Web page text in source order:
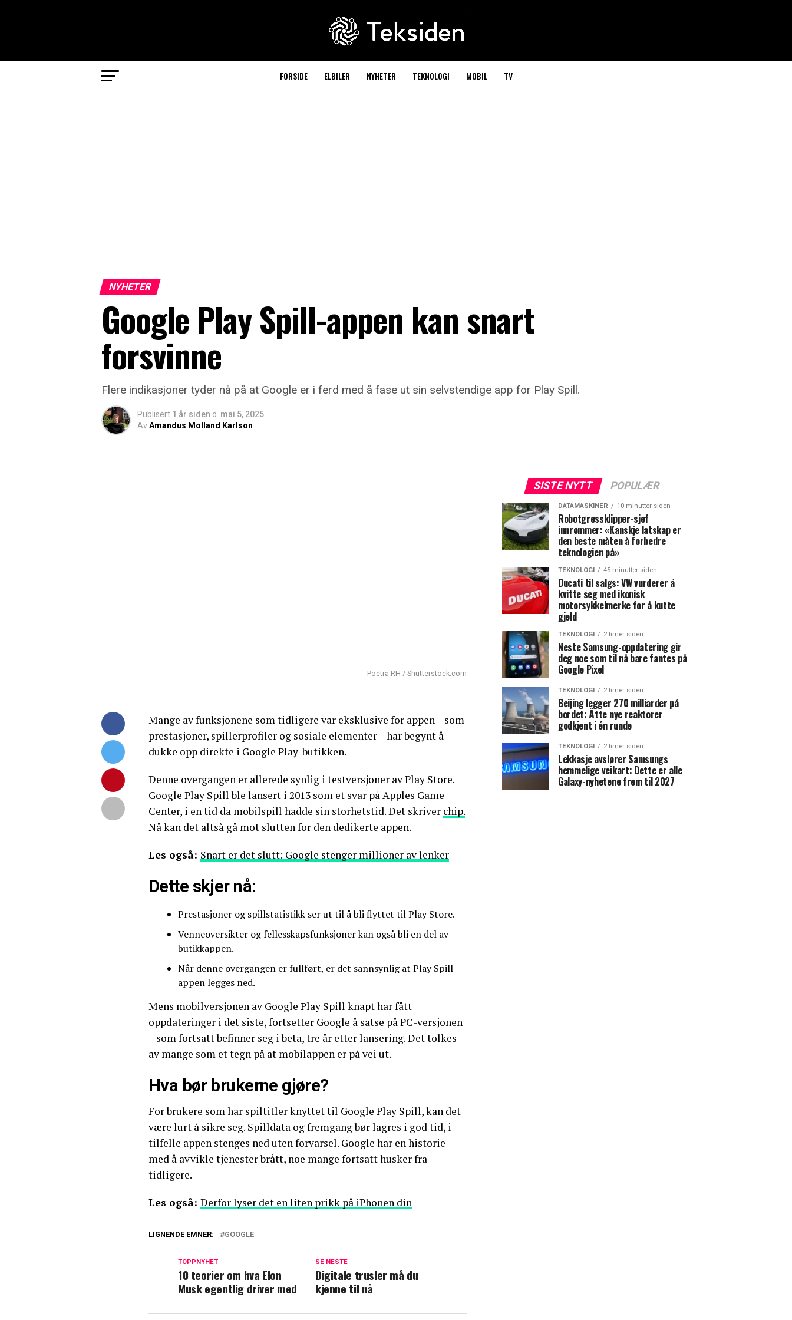
FORSIDE ELBILER NYHETER TEKNOLOGI MOBIL TV
NYHETER
Google Play Spill-appen kan snart
forsvinne
Flere indikasjoner tyder nå på at Google er i ferd med å fase ut sin selvstendige app for Play Spill.
Publisert 1 år siden d. mai 5, 2025
AvAmandus Molland Karlson
Poetra.RH / Shutterstock.com
Mange av funksjonene som tidligere var eksklusive for appen – som
prestasjoner, spillerprofiler og sosiale elementer – har begynt å
dukke opp direkte i Google Play-butikken.
Denne overgangen er allerede synlig i testversjoner av Play Store.
Google Play Spill ble lansert i 2013 som et svar på Apples Game
Center, i en tid da mobilspill hadde sin storhetstid. Det skriver chip.
Nå kan det altså gå mot slutten for den dedikerte appen.
Les også: Snart er det slutt: Google stenger millioner av lenker
Dette skjer nå:
Prestasjoner og spillstatistikk ser ut til å bli flyttet til Play Store.
Venneoversikter og fellesskapsfunksjoner kan også bli en del av
butikkappen.
Når denne overgangen er fullført, er det sannsynlig at Play Spill-
appen legges ned.
Mens mobilversjonen av Google Play Spill knapt har fått
oppdateringer i det siste, fortsetter Google å satse på PC-versjonen
– som fortsatt befinner seg i beta, tre år etter lansering. Det tolkes
av mange som et tegn på at mobilappen er på vei ut.
Hva bør brukerne gjøre?
For brukere som har spiltitler knyttet til Google Play Spill, kan det
være lurt å sikre seg. Spilldata og fremgang bør lagres i god tid, i
tilfelle appen stenges ned uten forvarsel. Google har en historie
med å avvikle tjenester brått, noe mange fortsatt husker fra
tidligere.
Les også: Derfor lyser det en liten prikk på iPhonen din
LIGNENDE EMNER: GOOGLE
SE NESTE
Digitale trusler må du
kjenne til nå
TOPPNYHET
10 teorier om hva Elon
Musk egentlig driver med
SISTE NYTT POPULÆR
DATAMASKINER 10 minutter siden
Robotgressklipper-sjef
innrømmer: «Kanskje latskap er
den beste måten å forbedre
teknologien på»
TEKNOLOGI 45 minutter siden
Ducati til salgs: VW vurderer å
kvitte seg med ikonisk
motorsykkelmerke for å kutte
gjeld
TEKNOLOGI 2 timer siden
Neste Samsung-oppdatering gir
deg noe som til nå bare fantes på
Google Pixel
TEKNOLOGI 2 timer siden
Beijing legger 270 milliarder på
bordet: Åtte nye reaktorer
godkjent i én runde
TEKNOLOGI 2 timer siden
Lekkasje avslører Samsungs
hemmelige veikart: Dette er alle
Galaxy-nyhetene frem til 2027